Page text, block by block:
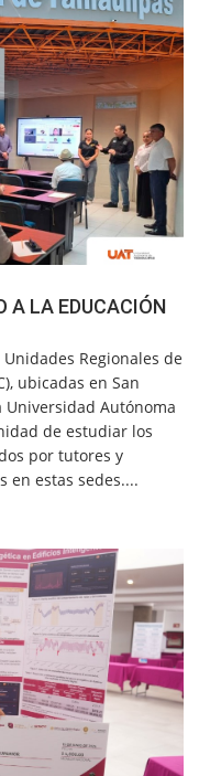
A LA EDUCACIÓN
Regionales de
ubicadas en San
Universidad Autónoma
de estudiar los
por tutores y
en estas sedes....